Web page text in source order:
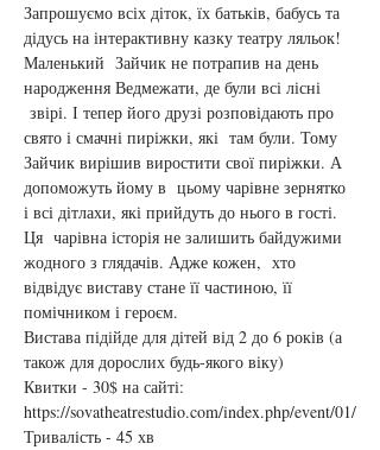
Запрошуємо всіх діток, їх батьків, бабусь та
дідусь на інтерактивну казку театру ляльок!
Маленький  Зайчик не потрапив на день
народження Ведмежати, де були всі лісні
звірі. І тепер його друзі розповідають про
свято і смачні пиріжки, які  там були. Тому
Зайчик вирішив виростити свої пиріжки. А
допоможуть йому в  цьому чарівне зернятко
і всі дітлахи, які прийдуть до нього в гості.
Ця  чарівна історія не залишить байдужими
жодного з глядачів. Адже кожен,  хто
відвідує виставу стане її частиною, її
помічником і героєм.
Вистава підійде для дітей від 2 до 6 років (а
також для дорослих будь-якого віку)
Квитки - 30$ на сайті:
https://sovatheatrestudio.com/index.php/event/01/
Тривалість - 45 хв